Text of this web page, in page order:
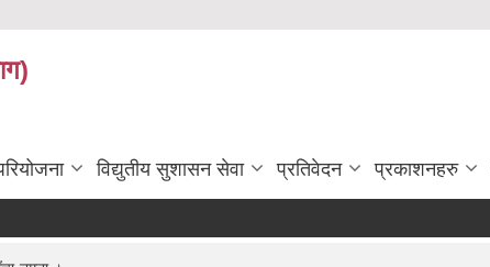
विद्युतीय सुशासन सेवा प्रतिवेदन प्रकाशनहरु